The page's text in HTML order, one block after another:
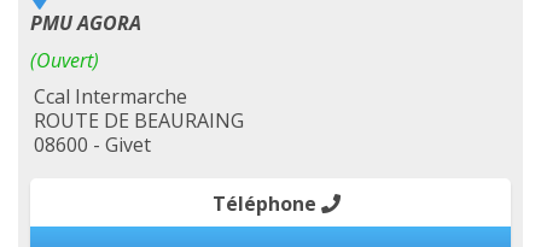
PMU AGORA
(Ouvert)
Ccal Intermarche
ROUTE DE BEAURAING
08600 - Givet
Téléphone